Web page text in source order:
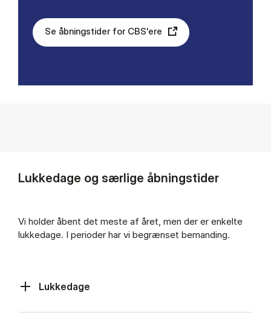
Se åbningstider for CBS'ere
Lukkedage og særlige åbningstider
Vi hol­der åbent det meste af året, men der er enkelte
luk­kedage. I pe­ri­o­der har vi be­græn­set be­man­ding.
Lukkedage